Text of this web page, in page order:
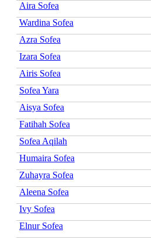
Aira Sofea
Wardina Sofea
Azra Sofea
Izara Sofea
Airis Sofea
Sofea Yara
Aisya Sofea
Fatihah Sofea
Sofea Aqilah
Humaira Sofea
Zuhayra Sofea
Aleena Sofea
Ivy Sofea
Elnur Sofea